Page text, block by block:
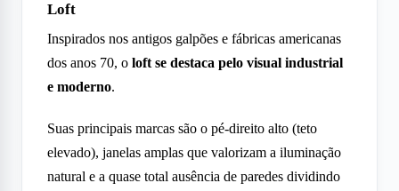
Loft
Inspirados nos antigos galpões e fábricas americanas
dos anos 70, o loft se destaca pelo visual industrial
e moderno.
Suas principais marcas são o pé-direito alto (teto
elevado), janelas amplas que valorizam a iluminação
natural e a quase total ausência de paredes dividindo